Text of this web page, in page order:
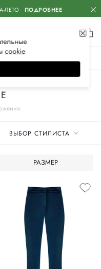
ЛЕТО ПОДРОБНЕЕ
ВЫБОР СТИЛИСТА
РАЗМЕР
сооkiе